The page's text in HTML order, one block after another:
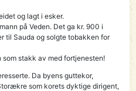
og lagt i esker.
på Veden. Det ga kr. 900 i
til Sauda og solgte tobakken for
som stakk av med fortjenesten!
Da byens guttekor,
som korets dyktige dirigent,